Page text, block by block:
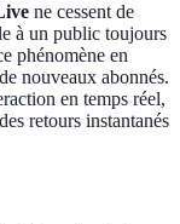
ne cessent de
à un public toujours
phénomène en
nouveaux abonnés.
en temps réel,
retours instantanés